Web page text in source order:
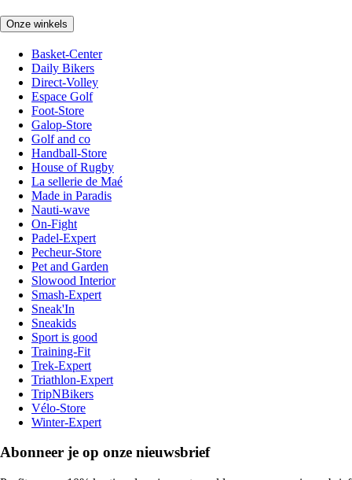
Onze winkels
Basket-Center
Daily Bikers
Direct-Volley
Espace Golf
Foot-Store
Galop-Store
Golf and co
Handball-Store
House of Rugby
La sellerie de Maé
Made in Paradis
Nauti-wave
On-Fight
Padel-Expert
Pecheur-Store
Pet and Garden
Slowood Interior
Smash-Expert
Sneak'In
Sneakids
Sport is good
Training-Fit
Trek-Expert
Triathlon-Expert
TripNBikers
Vélo-Store
Winter-Expert
Abonneer je op onze nieuwsbrief